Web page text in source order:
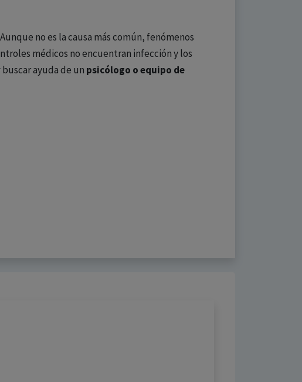
no es la causa más común, fenómenos
médicos no encuentran infección y los
ayuda de un psicólogo o equipo de